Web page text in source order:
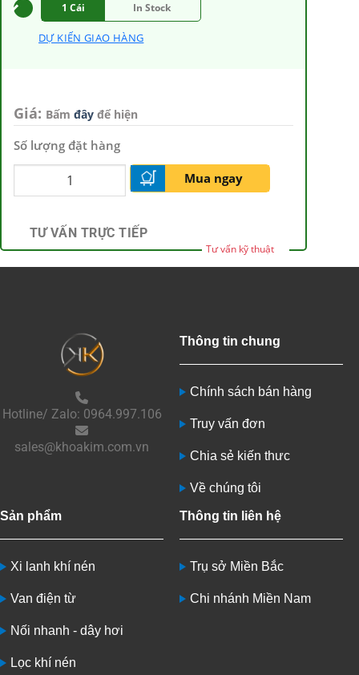
1 Cái In Stock
DỰ KIẾN GIAO HÀNG
Giá: Bấm đây để hiện
Số lượng đặt hàng
Mua ngay
TƯ VẤN TRỰC TIẾP
Tư vấn kỹ thuật
Hotline/ Zalo: 0964.997.106
sales@khoakim.com.vn
Thông tin chung
Chính sách bán hàng
Truy vấn đơn
Chia sẻ kiến thưc
Về chúng tôi
Sản phẩm
Xi lanh khí nén
Van điện từ
Nối nhanh - dây hơi
Lọc khí nén
Thông tin liên hệ
Trụ sở Miền Bắc
Chi nhánh Miền Nam